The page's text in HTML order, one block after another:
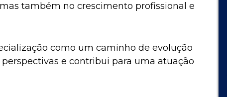
também no crescimento profissional e
como um caminho de evolução
e contribui para uma atuação